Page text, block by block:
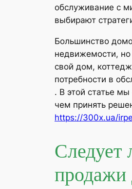
обслуживание с
выбирают
Большинство
недвижемости,
свой дом,
потребности в
. В этой статье
чем принять
https://300x.ua/
Следует
продажи